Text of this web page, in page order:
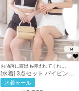
[水着] 3点セット パイピング
モノトーン スカート付き 体型
カバー 韓国風 タンキニ ホワ
水着セール